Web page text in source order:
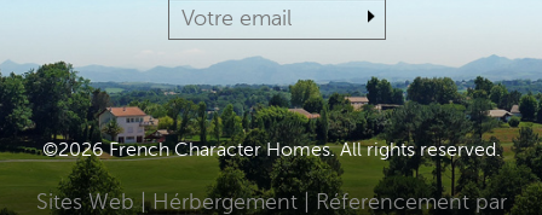
©2026 French Character Homes. All rights reserved.
Sites Web | Hérbergement | Réferencement par